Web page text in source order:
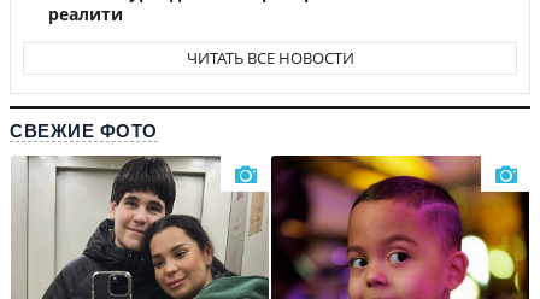
реалити
ЧИТАТЬ ВСЕ НОВОСТИ
СВЕЖИЕ ФОТО